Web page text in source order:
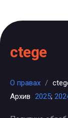
ctege
О правах /
Архив 2025;